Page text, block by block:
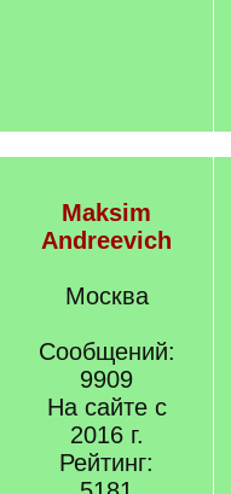
Maksim
Andreevich
Москва
Сообщений:
9909
На сайте с
2016 г.
Рейтинг: